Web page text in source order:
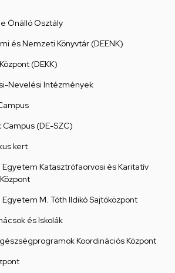
Önálló Osztály
és Nemzeti Könyvtár (DEENK)
(DEKK)
Nevelési Intézmények
Campus (DE-SZC)
kert
Katasztrófaorvosi és Karitatív
M. Tóth Ildikó Sajtóközpont
és Iskolák
Koordinációs Központ